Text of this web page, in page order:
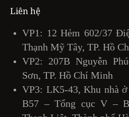
Liên hệ
VP1: 12 Hẻm 602/37
Thạnh Mỹ Tây, TP. Hồ
VP2: 207B Nguyễn
Sơn, TP. Hồ Chí Minh
VP3: LK5-43, Khu nhà
B57 – Tổng cục V –